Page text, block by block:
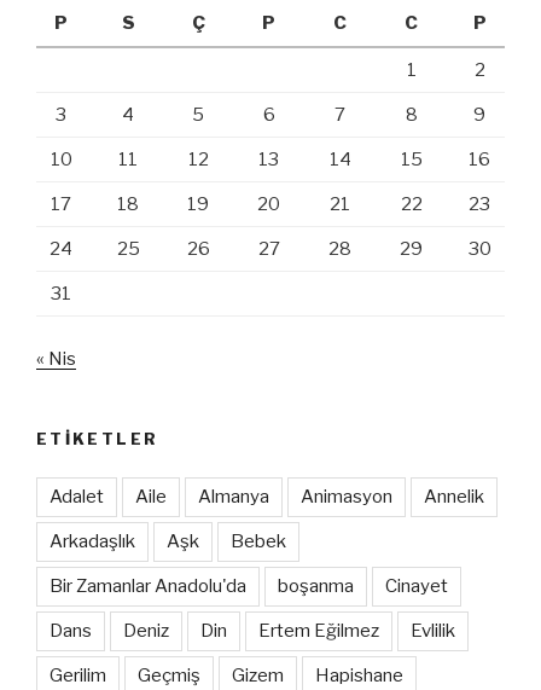
P
S Ç P C C P
1 2
3 4 5 6 7 8 9
10 11 12 13 14 15 16
17 18 19 20 21 22 23
24 25 26 27 28 29 30
31
« Nis
ETIKETLER
Adalet Aile Almanya Animasyon Annelik
Arkadaşlık Aşk Bebek
Bir Zamanlar Anadolu'da boşanma Cinayet
Dans Deniz Din Ertem Eğilmez Evlilik
Gerilim Geçmiş Gizem Hapishane